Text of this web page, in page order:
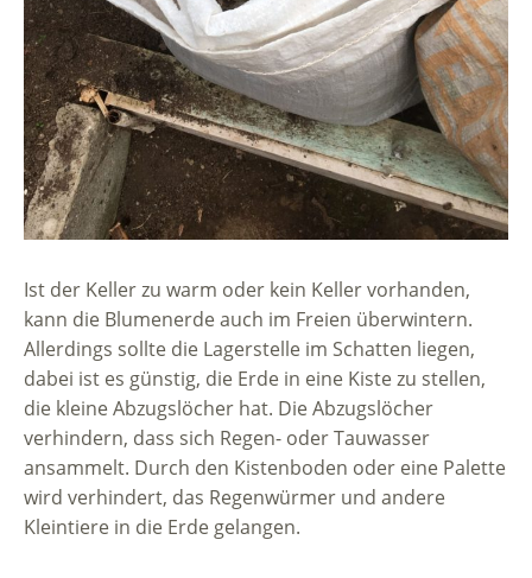
Ist der Keller zu warm oder kein Keller vorhanden,
kann die Blumenerde auch im Freien überwintern.
Allerdings sollte die Lagerstelle im Schatten liegen,
dabei ist es günstig, die Erde in eine Kiste zu stellen,
die kleine Abzugslöcher hat. Die Abzugslöcher
verhindern, dass sich Regen- oder Tauwasser
ansammelt. Durch den Kistenboden oder eine Palette
wird verhindert, das Regenwürmer und andere
Kleintiere in die Erde gelangen.